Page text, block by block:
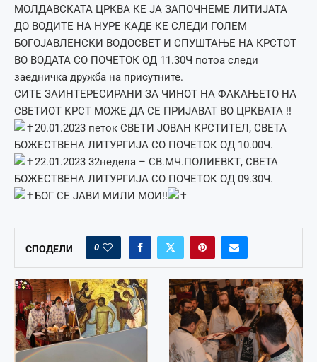
МОЛДАВСКАТА ЦРКВА КЕ ЈА ЗАПОЧНЕМЕ ЛИТИЈАТА
ДО ВОДИТЕ НА НУРЕ КАДЕ КЕ СЛЕДИ ГОЛЕМ
БОГОЈАВЛЕНСКИ ВОДОСВЕТ И СПУШТАЊЕ НА КРСТОТ
ВО ВОДАТА СО ПОЧЕТОК ОД 11.30Ч потоа следи
заедничка дружба на присутните.
СИТЕ ЗАИНТЕРЕСИРАНИ ЗА ЧИНОТ НА ФАКАЊЕТО НА
СВЕТИОТ КРСТ МОЖЕ ДА СЕ ПРИЈАВАТ ВО ЦРКВАТА !!
20.01.2023 петок СВЕТИ ЈОВАН КРСТИТЕЛ, СВЕТА
БОЖЕСТВЕНА ЛИТУРГИЈА СО ПОЧЕТОК ОД 10.00Ч.
22.01.2023 32недела – СВ.МЧ.ПОЛИЕВКТ, СВЕТА
БОЖЕСТВЕНА ЛИТУРГИЈА СО ПОЧЕТОК ОД 09.30Ч.
БОГ СЕ ЈАВИ МИЛИ МОИ!!
СПОДЕЛИ 0